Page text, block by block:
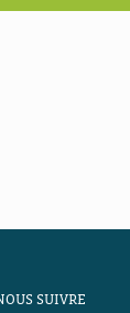
SUIVRE